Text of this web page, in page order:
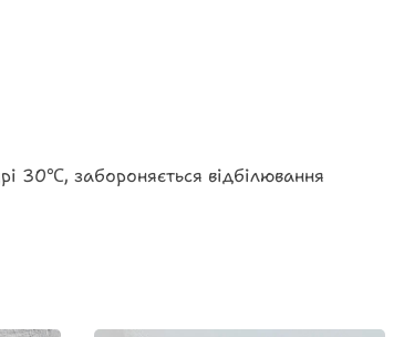
30℃, забороняється відбілювання